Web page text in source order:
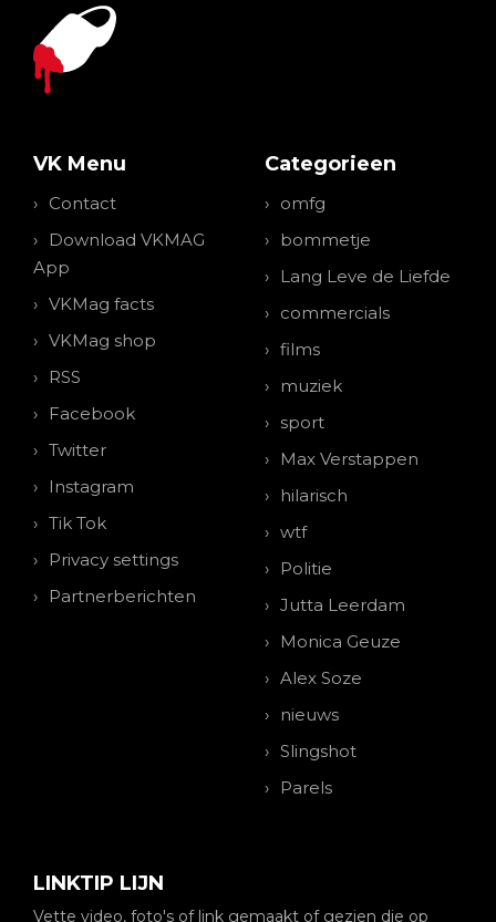
VK Menu
Contact
Download VKMAG
App
VKMag facts
VKMag shop
RSS
Facebook
Twitter
Instagram
Tik Tok
Privacy settings
Partnerberichten
Categorieen
omfg
bommetje
Lang Leve de Liefde
commercials
films
muziek
sport
Max Verstappen
hilarisch
wtf
Politie
Jutta Leerdam
Monica Geuze
Alex Soze
nieuws
Slingshot
Parels
LINKTIP LIJN
Vette video, foto's of link gemaakt of gezien die op